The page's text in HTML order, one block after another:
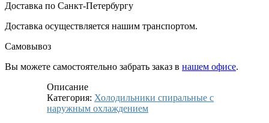
Доставка по Санкт-Петербургу
Доставка осуществляется нашим транспортом.
Самовывоз
Вы можете самостоятельно забрать заказ в нашем офисе.
Описание
Категория: Холодильники спиральные с
наружным охлаждением